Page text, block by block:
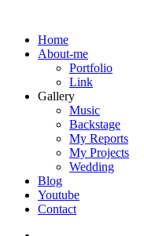
Home
About-me
Portfolio
Link
Gallery
Music
Backstage
My Reports
My Projects
Wedding
Blog
Youtube
Contact